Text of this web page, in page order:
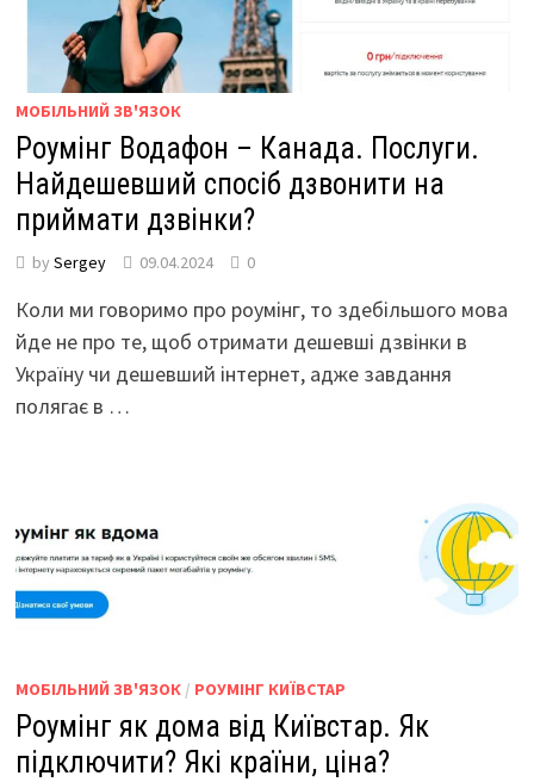
МОБІЛЬНИЙ ЗВ'ЯЗОК
Роумінг Водафон – Канада. Послуги.
Найдешевший спосіб дзвонити на
приймати дзвінки?
by Sergey 09.04.2024 0
Коли ми говоримо про роумінг, то здебільшого мова
йде не про те, щоб отримати дешевші дзвінки в
Україну чи дешевший інтернет, адже завдання
полягає в …
МОБІЛЬНИЙ ЗВ'ЯЗОК/ РОУМІНГ КИЇВСТАР
Роумінг як дома від Київстар. Як
підключити? Які країни, ціна?